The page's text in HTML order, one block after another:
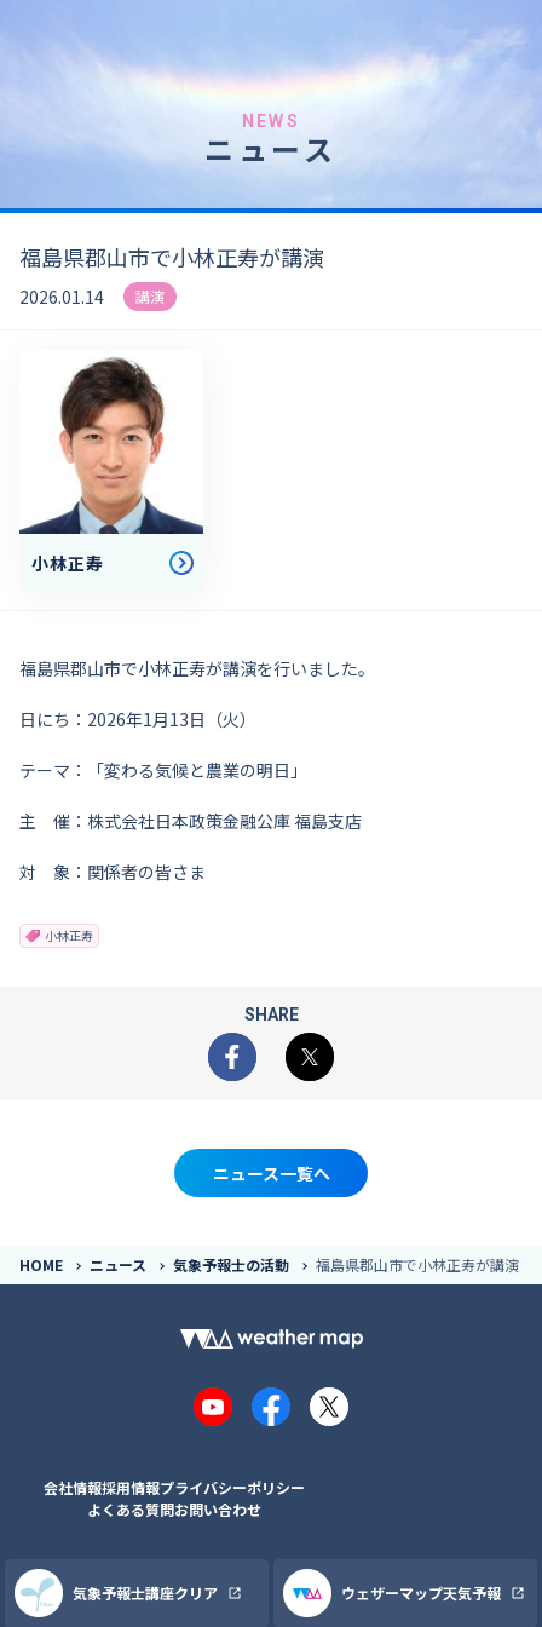
NEWS
ニュース
福島県郡山市で小林正寿が講演
2026.01.14 講演
小林正寿
福島県郡山市で小林正寿が講演を行いました。
日にち：2026年1月13日（火）
テーマ：「変わる気候と農業の明日」
主 催：株式会社日本政策金融公庫 福島支店
対 象：関係者の皆さま
小林正寿
SHARE
Facebook
X
ニュース一覧へ
HOME ニュース 気象予報士の活動 福島県郡山市で小林正寿が講演
YouTubeFacebook
X
会社情報採用情報プライバシーポリシー
よくある質問お問い合わせ
気象予報士講座クリア ウェザーマップ天気予報